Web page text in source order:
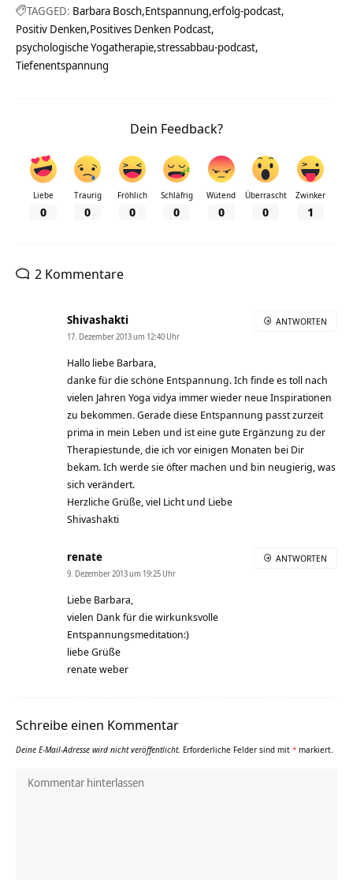
TAGGED: Barbara Bosch Entspannung erfolg-podcast
Positiv Denken Positives Denken Podcast
psychologische Yogatherapie stressabbau-podcast
Tiefenentspannung
Dein Feedback?
Liebe
0
Traurig
0
Fröhlich
0
Schläfrig
0
Wütend
0
Überrascht
0
Zwinker
1
2 Kommentare
Shivashakti
17. Dezember 2013 um 12:40 Uhr
Hallo liebe Barbara,
danke für die schöne Entspannung. Ich finde es toll nach
vielen Jahren Yoga vidya immer wieder neue Inspirationen
zu bekommen. Gerade diese Entspannung passt zurzeit
prima in mein Leben und ist eine gute Ergänzung zu der
Therapiestunde, die ich vor einigen Monaten bei Dir
bekam. Ich werde sie öfter machen und bin neugierig, was
sich verändert.
Herzliche Grüße, viel Licht und Liebe
Shivashakti
ANTWORTEN
renate
9. Dezember 2013 um 19:25 Uhr
Liebe Barbara,
vielen Dank für die wirkunksvolle
Entspannungsmeditation:)
liebe Grüße
renate weber
ANTWORTEN
Schreibe einen Kommentar
Deine E-Mail-Adresse wird nicht veröffentlicht. Erforderliche Felder sind mit * markiert.